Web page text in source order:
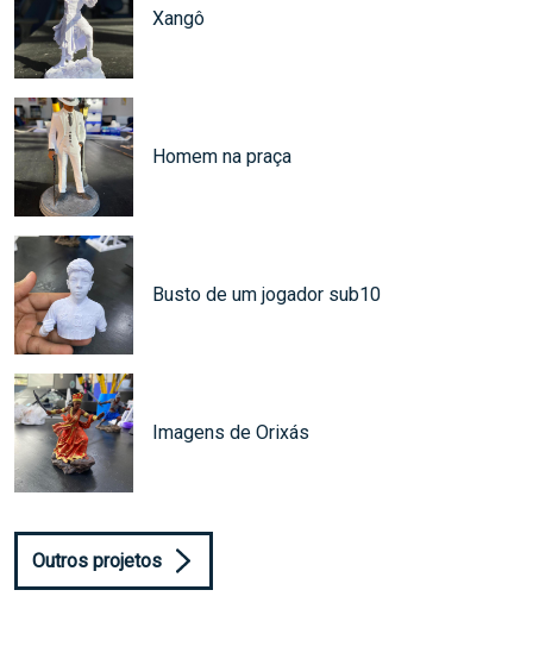
Xangô
Homem na praça
Busto de um jogador sub10
Imagens de Orixás
Outros projetos